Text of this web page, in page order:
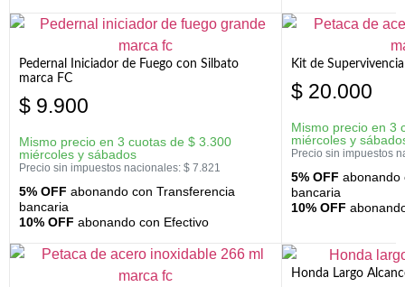
Pedernal Iniciador de Fuego con Silbato
marca FC
$ 9.900
Mismo precio en 3 cuotas de $ 3.300
miércoles y sábados
Precio sin impuestos nacionales: $ 7.821
5% OFF abonando con Transferencia
bancaria
10% OFF abonando con Efectivo
Kit de
$ 20.000
Mismo precio en 3
miércoles y
Precio sin impuestos
5% OFF abonando
bancaria
10% OFF
Honda Largo